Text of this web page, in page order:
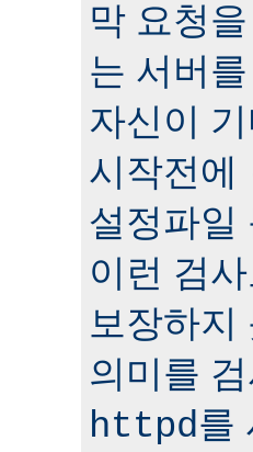
막 요청
는 서버
자신이
시작전에
설정파일
이런 검
보장하
의미를
httpd를